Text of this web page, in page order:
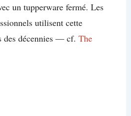
un tupperware fermé. Les
utilisent cette
des décennies — cf. The